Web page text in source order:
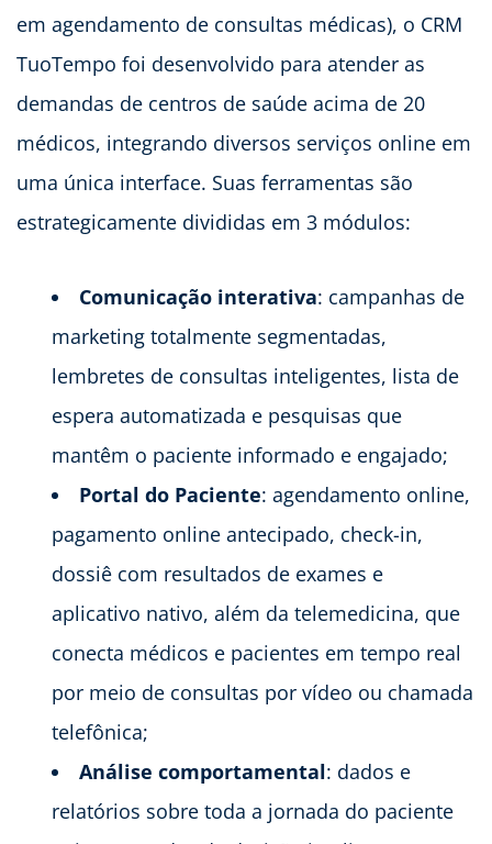
em agendamento de consultas médicas), o CRM
TuoTempo foi desenvolvido para atender as
demandas de centros de saúde acima de 20
médicos, integrando diversos serviços online em
uma única interface. Suas ferramentas são
estrategicamente divididas em 3 módulos:
Comunicação interativa: campanhas de
marketing totalmente segmentadas,
lembretes de consultas inteligentes, lista de
espera automatizada e pesquisas que
mantêm o paciente informado e engajado;
Portal do Paciente: agendamento online,
pagamento online antecipado, check-in,
dossiê com resultados de exames e
aplicativo nativo, além da telemedicina, que
conecta médicos e pacientes em tempo real
por meio de consultas por vídeo ou chamada
telefônica;
Análise comportamental: dados e
relatórios sobre toda a jornada do paciente